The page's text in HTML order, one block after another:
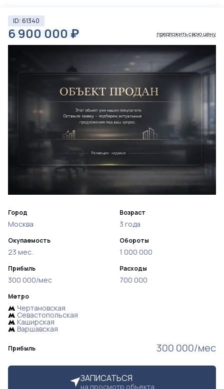
ID: 61340
6 900 000 ₽ предложить свою цену
Прибыль 300 000/мес
ЗАПИСАТЬСЯ
на просмотр объекта
Город
Москва
Окупаемость
23 мес.
Прибыль
300 000/мес
Возраст
3 года
Обороты
1 000 000
Расходы
700 000
Метро
Чертановская
Севастопольская
Каширская
Варшавская